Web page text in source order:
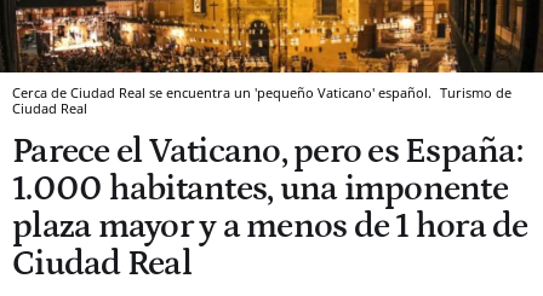
Cerca de Ciudad Real se encuentra un 'pequeño Vaticano' español. Turismo de
Ciudad Real
Parece el Vaticano, pero es España:
1.000 habitantes, una imponente
plaza mayor y a menos de 1 hora de
Ciudad Real